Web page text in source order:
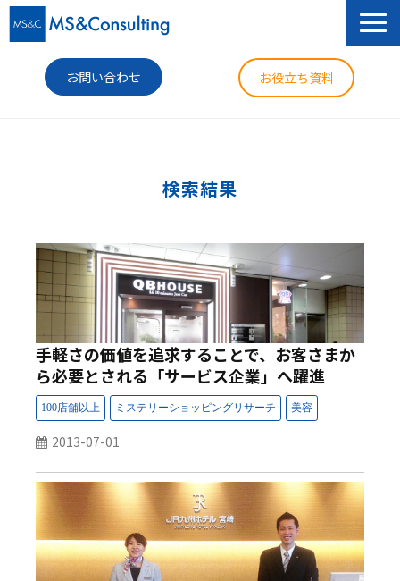
お問い合わせ お役立ち資料
コラム
ニュース
企業情報
検索結果
手軽さの価値を追求することで、お客さまか
ら必要とされる「サービス企業」へ躍進
2013-07-01